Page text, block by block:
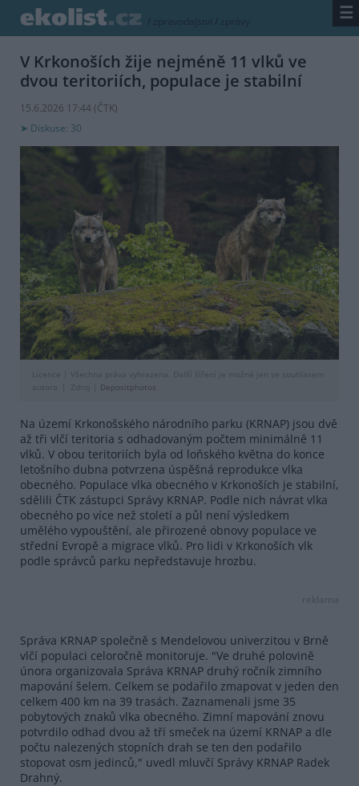
/ zpravodajství / zprávy ☰
V Krkonoších žije nejméně 11 vlků ve
dvou teritoriích, populace je stabilní
15.6.2026 17:44 (ČTK)
Diskuse: 30
Licence |
Všechna práva vyhrazena. Další šíření je možné jen se souhlasem
autora
Zdroj | Depositphotos
Na území Krkonošského národního parku (KRNAP) jsou dvě
až tři vlčí teritoria s odhadovaným počtem minimálně 11
vlků. V obou teritoriích byla od loňského května do konce
letošního dubna potvrzena úspěšná reprodukce vlka
obecného. Populace vlka obecného v Krkonoších je stabilní,
sdělili ČTK zástupci Správy KRNAP. Podle nich návrat vlka
obecného po více než století a půl není výsledkem
umělého vypouštění, ale přirozené obnovy populace ve
střední Evropě a migrace vlků. Pro lidi v Krkonoších vlk
podle správců parku nepředstavuje hrozbu.
reklama
Správa KRNAP společně s Mendelovou univerzitou v Brně
vlčí populaci celoročně monitoruje. "Ve druhé polovině
února organizovala Správa KRNAP druhý ročník zimního
mapování šelem. Celkem se podařilo zmapovat v jeden den
celkem 400 km na 39 trasách. Zaznamenali jsme 35
pobytových znaků vlka obecného. Zimní mapování znovu
potvrdilo odhad dvou až tří smeček na území KRNAP a dle
počtu nalezených stopních drah se ten den podařilo
stopovat osm jedinců," uvedl mluvčí Správy KRNAP Radek
Drahný.